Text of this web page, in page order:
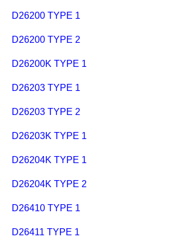
D26200 TYPE 1
D26200 TYPE 2
D26200K TYPE 1
D26203 TYPE 1
D26203 TYPE 2
D26203K TYPE 1
D26204K TYPE 1
D26204K TYPE 2
D26410 TYPE 1
D26411 TYPE 1